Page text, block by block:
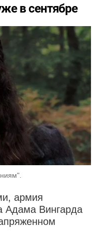
в сентябре
армия
Адама Вингарда